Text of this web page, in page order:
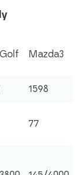
Mazda3
1598
77